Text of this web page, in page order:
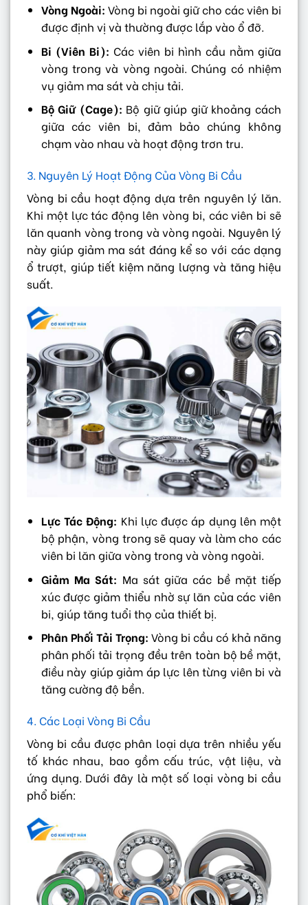
Vòng Ngoài: Vòng bi ngoài giữ cho các viên bi
được định vị và thường được lắp vào ổ đỡ.
Bi (Viên Bi): Các viên bi hình cầu nằm giữa
vòng trong và vòng ngoài. Chúng có nhiệm
vụ giảm ma sát và chịu tải.
Bộ Giữ (Cage): Bộ giữ giúp giữ khoảng cách
giữa các viên bi, đảm bảo chúng không
chạm vào nhau và hoạt động trơn tru.
3. Nguyên Lý Hoạt Động Của Vòng Bi Cầu
Vòng bi cầu hoạt động dựa trên nguyên lý lăn.
Khi một lực tác động lên vòng bi, các viên bi sẽ
lăn quanh vòng trong và vòng ngoài. Nguyên lý
này giúp giảm ma sát đáng kể so với các dạng
ổ trượt, giúp tiết kiệm năng lượng và tăng hiệu
suất.
Lực Tác Động: Khi lực được áp dụng lên một
bộ phận, vòng trong sẽ quay và làm cho các
viên bi lăn giữa vòng trong và vòng ngoài.
Giảm Ma Sát: Ma sát giữa các bề mặt tiếp
xúc được giảm thiểu nhờ sự lăn của các viên
bi, giúp tăng tuổi thọ của thiết bị.
Phân Phối Tải Trọng: Vòng bi cầu có khả năng
phân phối tải trọng đều trên toàn bộ bề mặt,
điều này giúp giảm áp lực lên từng viên bi và
tăng cường độ bền.
4. Các Loại Vòng Bi Cầu
Vòng bi cầu được phân loại dựa trên nhiều yếu
tố khác nhau, bao gồm cấu trúc, vật liệu, và
ứng dụng. Dưới đây là một số loại vòng bi cầu
phổ biến: